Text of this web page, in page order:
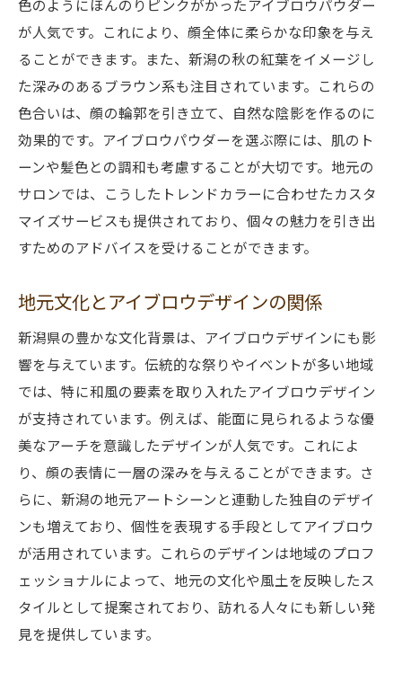
色のようにほんのりピンクがかったアイブロウパウダー
が人気です。これにより、顔全体に柔らかな印象を与え
ることができます。また、新潟の秋の紅葉をイメージし
た深みのあるブラウン系も注目されています。これらの
色合いは、顔の輪郭を引き立て、自然な陰影を作るのに
効果的です。アイブロウパウダーを選ぶ際には、肌のト
ーンや髪色との調和も考慮することが大切です。地元の
サロンでは、こうしたトレンドカラーに合わせたカスタ
マイズサービスも提供されており、個々の魅力を引き出
すためのアドバイスを受けることができます。
地元文化とアイブロウデザインの関係
新潟県の豊かな文化背景は、アイブロウデザインにも影
響を与えています。伝統的な祭りやイベントが多い地域
では、特に和風の要素を取り入れたアイブロウデザイン
が支持されています。例えば、能面に見られるような優
美なアーチを意識したデザインが人気です。これによ
り、顔の表情に一層の深みを与えることができます。さ
らに、新潟の地元アートシーンと連動した独自のデザイ
ンも増えており、個性を表現する手段としてアイブロウ
が活用されています。これらのデザインは地域のプロフ
ェッショナルによって、地元の文化や風土を反映したス
タイルとして提案されており、訪れる人々にも新しい発
見を提供しています。